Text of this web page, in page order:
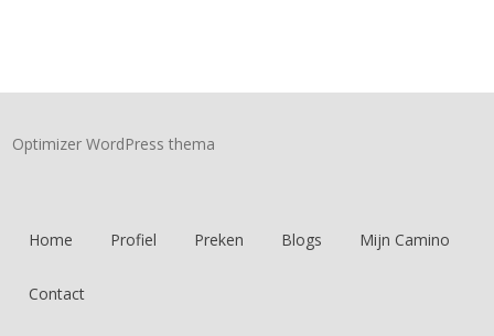
Optimizer WordPress thema
Home Profiel Preken Blogs Mijn Camino
Contact